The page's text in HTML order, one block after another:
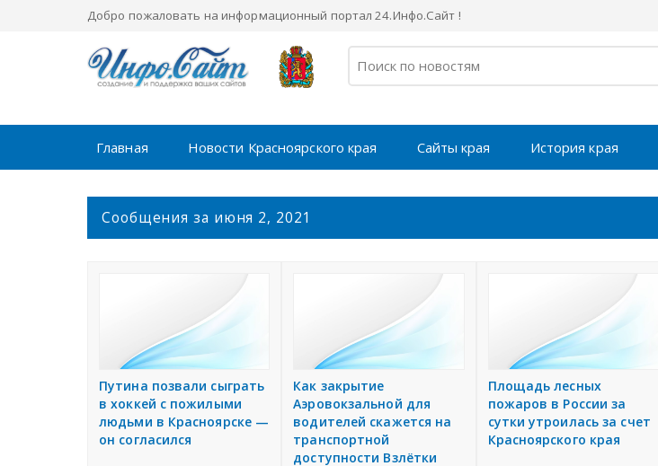
Добро пожаловать на информационный портал 24.Инфо.Сайт !
Главная Новости Красноярского края Сайты края История края
Сообщения за июня 2, 2021
Путина позвали сыграть
в хоккей с пожилыми
людьми в Красноярске —
он согласился
Как закрытие
Аэровокзальной для
водителей скажется на
транспортной
доступности Взлётки
Площадь лесных
пожаров в России за
сутки утроилась за счет
Красноярского края